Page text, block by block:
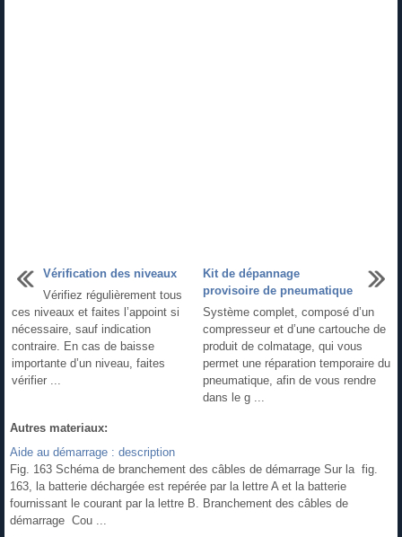
Vérification des niveaux
Vérifiez régulièrement tous
ces niveaux et faites l’appoint si
nécessaire, sauf indication
contraire. En cas de baisse
importante d’un niveau, faites
vérifier ...
Kit de dépannage
provisoire de pneumatique
Système complet, composé d’un
compresseur et d’une cartouche de
produit de colmatage, qui vous
permet une réparation temporaire du
pneumatique, afin de vous rendre
dans le g ...
Autres materiaux:
Aide au démarrage : description
Fig. 163 Schéma de branchement des câbles de démarrage Sur la fig.
163, la batterie déchargée est repérée par la lettre A et la batterie
fournissant le courant par la lettre B. Branchement des câbles de
démarrage Cou ...